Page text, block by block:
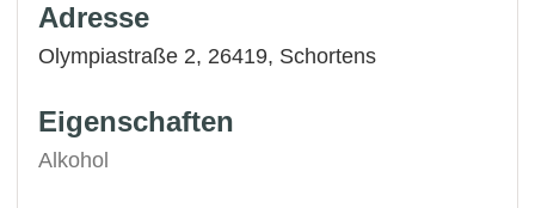
Adresse
Olympiastraße 2, 26419, Schortens
Eigenschaften
Alkohol